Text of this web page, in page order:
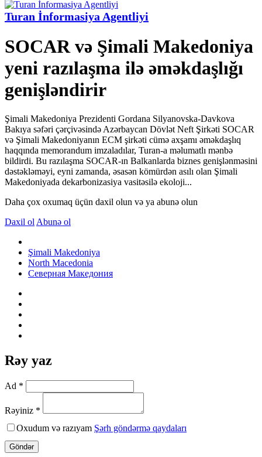
Turan İnformasiya Agentliyi
SOCAR və Şimali Makedoniya
yeni razılaşma ilə əməkdaşlığı
genişləndirir
Şimali Makedoniya Prezidenti Gordana Silyanovska-Davkova
Bakıya səfəri çərçivəsində Azərbaycan Dövlət Neft Şirkəti SOCAR
və Şimali Makedoniyanın ECM şirkəti cümə axşamı əməkdaşlıq
haqqında memorandum imzaladılar, Turan-a məlumatlı mənbə
bildirdi. Bu razılaşma SOCAR-ın Balkanlarda biznes genişlənməsini
dəstəkləməyi, eyni zamanda, əsasən kömürdən asılı olan Şimali
Makedoniyada dekarbonizasiya vasitəsilə ekoloji...
Daha çox oxumaq üçün daxil olun və ya abunə olun
Daxil ol Abunə ol
Şimali Makedoniya
North Macedonia
Северная Македония
Rəy yaz
Ad *
Rəyiniz *
Oxudum və razıyam Şərh göndərmə qaydaları
Göndər